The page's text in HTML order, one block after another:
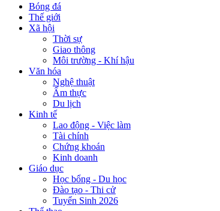
Bóng đá
Thế giới
Xã hội
Thời sự
Giao thông
Môi trường - Khí hậu
Văn hóa
Nghệ thuật
Ẩm thực
Du lịch
Kinh tế
Lao động - Việc làm
Tài chính
Chứng khoán
Kinh doanh
Giáo dục
Học bổng - Du học
Đào tạo - Thi cử
Tuyển Sinh 2026